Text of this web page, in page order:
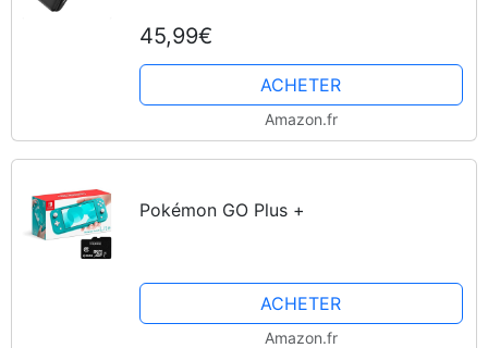
45,99€
ACHETER
Amazon.fr
Pokémon GO Plus +
ACHETER
Amazon.fr